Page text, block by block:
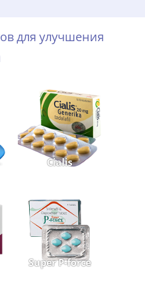
для улучшения
Cialis
Super P-force